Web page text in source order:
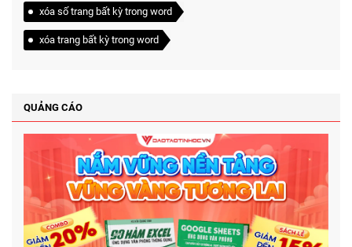
xóa số trang bất kỳ trong word
xóa trang bất kỳ trong word
QUẢNG CÁO